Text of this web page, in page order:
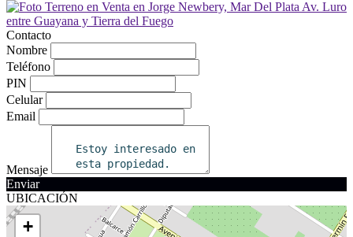
Contacto
Nombre
Teléfono
PIN
Celular
Email
Mensaje
Enviar
UBICACIÓN
+